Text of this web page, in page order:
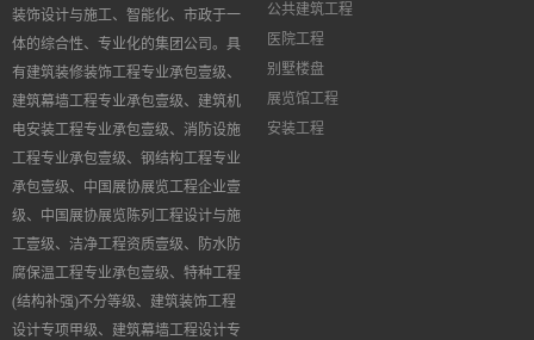
装饰设计与施工、智能化、市政于一
体的综合性、专业化的集团公司。具
有建筑装修装饰工程专业承包壹级、
建筑幕墙工程专业承包壹级、建筑机
电安装工程专业承包壹级、消防设施
工程专业承包壹级、钢结构工程专业
承包壹级、中国展协展览工程企业壹
级、中国展协展览陈列工程设计与施
工壹级、洁净工程资质壹级、防水防
腐保温工程专业承包壹级、特种工程
(结构补强)不分等级、建筑装饰工程
设计专项甲级、建筑幕墙工程设计专
公共建筑工程
医院工程
别墅楼盘
展览馆工程
安装工程